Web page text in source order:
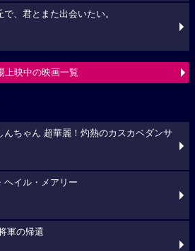
、君とまた出会いたい。
上映中の映画一覧
んちゃん 超華麗！灼熱のカスカベダンサ
ヘイル・メアリー
軍の帰還